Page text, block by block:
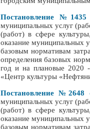
Постановление №1435
муниципальных услуг
(работ) в сфере
оказание муниципальных
базовым нормативам
определения базовых
год и на плановые 2020
«Центр культуры
Постановление №2648
муниципальных услуг
(работ) в сфере
оказание муниципальных
базовым нормативам